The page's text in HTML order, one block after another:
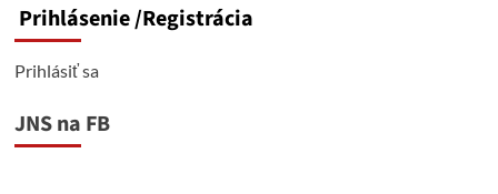
Prihlásenie/Registrácia
Prihlásiť sa
JNS na FB